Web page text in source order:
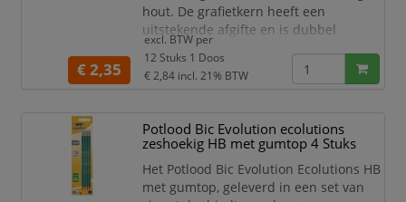
hout. De grafietkern heeft een
uitstekende afgifte en is dubbel
verlijmd aan het houten omhulsel; de
kans op breken is minimaal.Alle
potloden van Bruynzeel zijn met zorg
hout. Ook zijn Bruynzeel potloden
dubbel gelijmd, zodat ze extra sterk
zijn en de kans dat de
€ 2,35
excl. BTW per
12 Stuks 1 Doos
€ 2,84 incl. 21% BTW
Potlood Bic Evolution ecolutions
zeshoekig HB met gumtop 4 Stuks
Het Potlood Bic Evolution Ecolutions HB
met gumtop, geleverd in een set van